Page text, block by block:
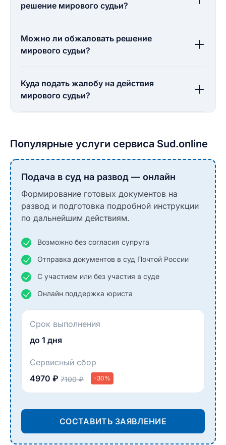
решение мирового судьи?
Можно ли обжаловать решение
мирового судьи?
Куда подать жалобу на действия
мирового судьи?
Популярные услуги сервиса Sud.online
Подача в суд на развод — онлайн
Формирование готовых документов на
развод и подготовка подробной инструкции
по дальнейшим действиям.
Возможно без согласия супруга
Отправка документов в суд Почтой России
С участием или без участия в суде
Онлайн поддержка юриста
Срок выполнения
до 1 дня
Сервисный сбор
4970 ₽ 7100 ₽ -30%
СОСТАВИТЬ ЗАЯВЛЕНИЕ